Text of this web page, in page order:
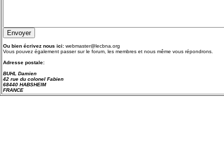
Ou bien écrivez nous ici: webmaster@lecbna.org
Vous pouvez également passer sur le forum , les membres et nous même vous répondrons.
Adresse postale:
BUHL Damien
42 rue du colonel Fabien
68440 HABSHEIM
FRANCE